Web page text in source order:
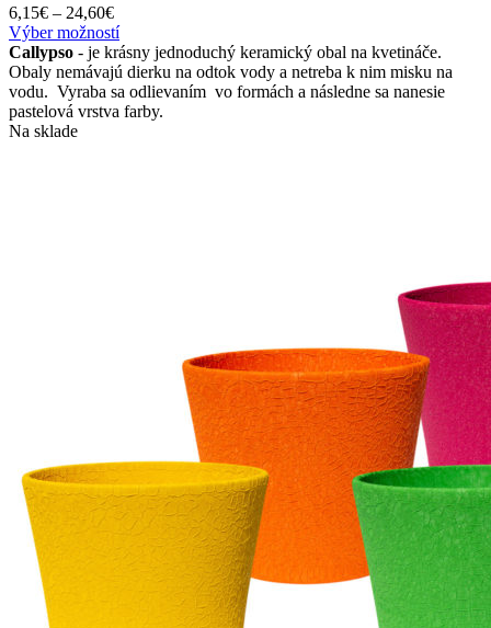
6,15€ – 24,60€Price
range:
6,15€
through
24,60€
Výber možnostíTento
produkt
má
viacero
variantov.
Callypso - je krásny jednoduchý keramický obal na kvetináče.
Obaly nemávajú dierku na odtok vody a netreba k nim misku na
vodu. Vyraba sa odlievaním vo formách a následne sa nanesie
pastelová vrstva farby.
Na sklade